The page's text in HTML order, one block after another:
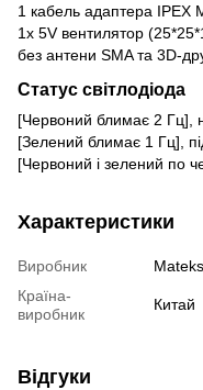
1 кабель адаптера IPEX
1x 5V вентилятор
без антени SMA та 3D-
Статус світлодіода
[Червоний блимає 2 Гц],
[Зелений блимає 1 Гц],
[Червоний і зелений по
Характеристики
Виробник
Країна-
виробник
Китай
Відгуки